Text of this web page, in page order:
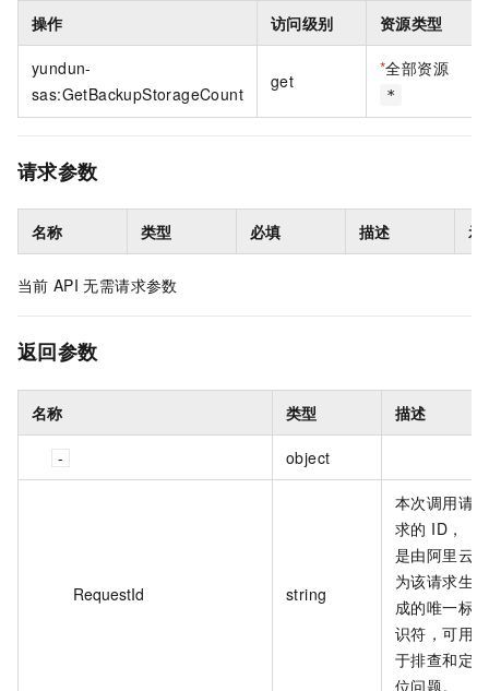
操作 访问级别 资源类型
yundun-
sas:GetBackupStorageCount
get
*全部资源
*
请求参数
名称 类型 必填 描述 示
当前 API 无需请求参数
返回参数
名称 类型 描述
object
RequestId string
本次调用请
求的 ID，
是由阿里云
为该请求生
成的唯一标
识符，可用
于排查和定
位问题。